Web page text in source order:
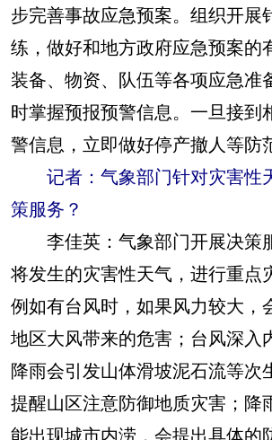
步完善事故应急预案。组织开展
练，做好和地方政府应急预案的
装备、物资、队伍等各项应急准
时掌握预报预警信息。一旦接到
警信息，立即做好停产撤人等防
记者：气象部门针对灾害性
策服务？
李佳英： 气象部门开展决策
将发生的灾害性天气，进行重点
例如有台风时，如果风力较大，
地区大风带来的危害；台风深入
降雨会引发山体滑坡泥石流等次
提醒山区注意防御地质灾害；降
能出现城市内涝，会提出具体的